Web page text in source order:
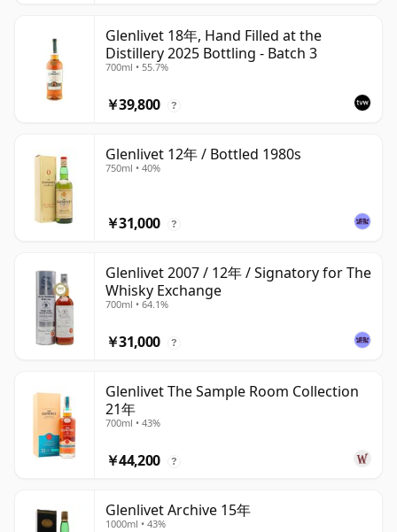
Glenlivet 18年, Hand Filled at the
Distillery 2025 Bottling - Batch 3
700ml • 55.7%
￥39,800 ?
Glenlivet 12年 / Bottled 1980s
750ml • 40%
￥31,000 ?
Glenlivet 2007 / 12年 / Signatory for The
Whisky Exchange
700ml • 64.1%
￥31,000 ?
Glenlivet The Sample Room Collection
21年
700ml • 43%
￥44,200 ?
Glenlivet Archive 15年
1000ml • 43%